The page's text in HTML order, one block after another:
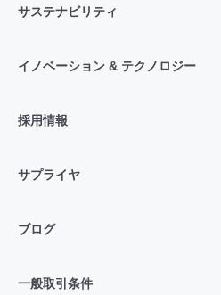
サステナビリティ
イノベーション & テクノロジー
採用情報
サプライヤ
ブログ
一般取引条件